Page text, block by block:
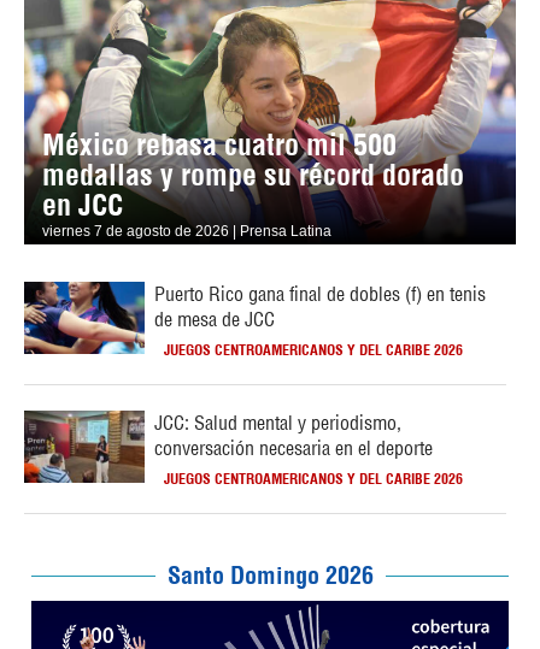
México rebasa cuatro mil 500
medallas y rompe su récord dorado
en JCC
viernes 7 de agosto de 2026 | Prensa Latina
Puerto Rico gana final de dobles (f) en tenis
de mesa de JCC
JUEGOS CENTROAMERICANOS Y DEL CARIBE 2026
JCC: Salud mental y periodismo,
conversación necesaria en el deporte
JUEGOS CENTROAMERICANOS Y DEL CARIBE 2026
Santo Domingo 2026